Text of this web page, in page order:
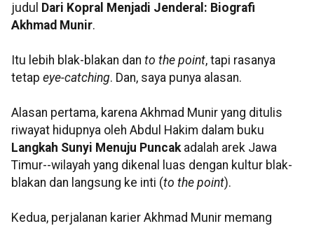
judul Dari Kopral Menjadi Jenderal: Biografi
Akhmad Munir.
Itu lebih blak-blakan dan to the point, tapi rasanya
tetap eye-catching. Dan, saya punya alasan.
Alasan pertama, karena Akhmad Munir yang ditulis
riwayat hidupnya oleh Abdul Hakim dalam buku
Langkah Sunyi Menuju Puncak adalah arek Jawa
Timur--wilayah yang dikenal luas dengan kultur blak-
blakan dan langsung ke inti (to the point).
Kedua, perjalanan karier Akhmad Munir memang